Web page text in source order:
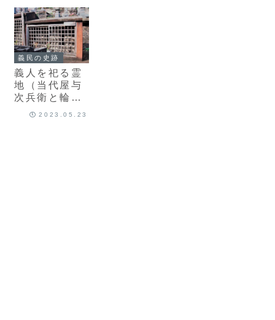
義民の史跡
義人を祀る霊
地（当代屋与
次兵衛と輪島
騒動）2023.05.23